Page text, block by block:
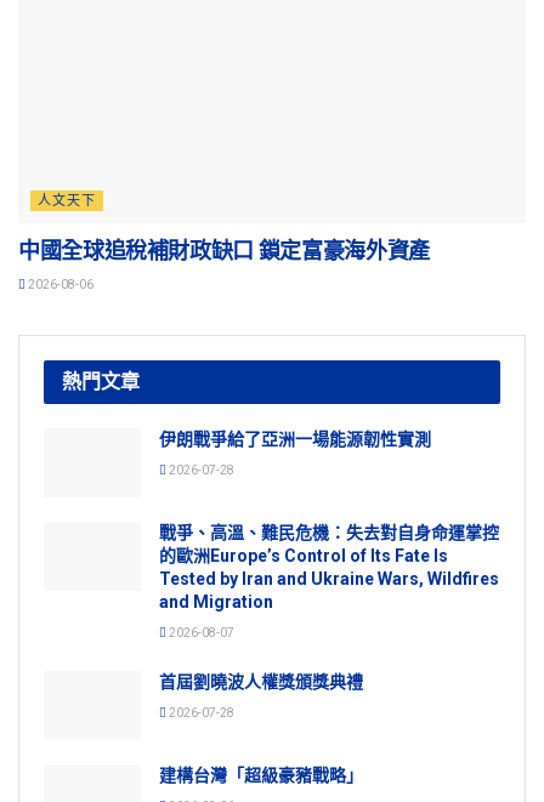
人文天下
中國全球追稅補財政缺口 鎖定富豪海外資產
2026-08-06
熱門文章
伊朗戰爭給了亞洲一場能源韌性實測
2026-07-28
戰爭、高溫、難民危機：失去對自身命運掌控
的歐洲Europe’s Control of Its Fate Is
Tested by Iran and Ukraine Wars, Wildfires
and Migration
2026-08-07
首屆劉曉波人權獎頒獎典禮
2026-07-28
建構台灣「超級豪豬戰略」